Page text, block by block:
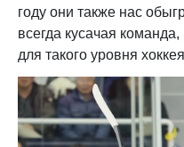
году они также нас
всегда кусачая
для такого уровня